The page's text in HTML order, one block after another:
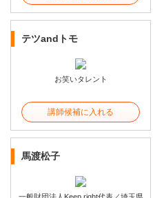
テツandトモ
お笑いタレント
講師候補に入れる
馬渡松子